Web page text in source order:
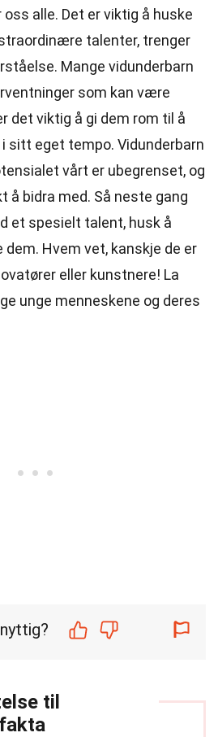
alle. Det er viktig å huske
talenter, trenger
Mange vidunderbarn
som kan være
det viktig å gi dem rom til å
sitt eget tempo. Vidunderbarn
vårt er ubegrenset, og
å bidra med. Så neste gang
et spesielt talent, husk å
Hvem vet, kanskje de er
eller kunstnere! La
unge menneskene og deres
til